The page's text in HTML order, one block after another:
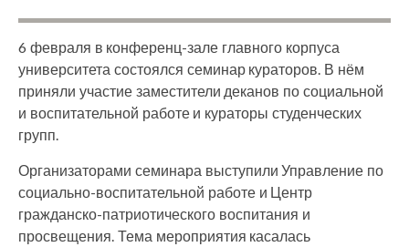
6 февраля в конференц-зале главного корпуса
университета состоялся семинар кураторов. В нём
приняли участие заместители деканов по социальной
и воспитательной работе и кураторы студенческих
групп.
Организаторами семинара выступили Управление по
социально-воспитательной работе и Центр
гражданско-патриотического воспитания и
просвещения. Тема мероприятия касалась